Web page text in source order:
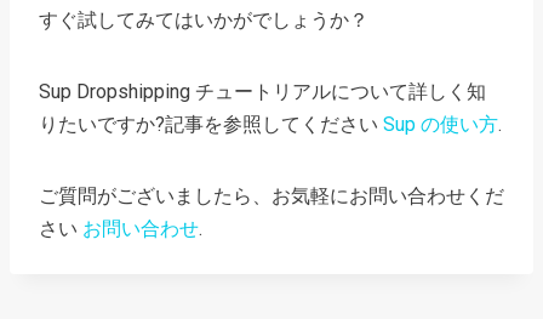
すぐ試してみてはいかがでしょうか？
Sup Dropshipping チュートリアルについて詳しく知
りたいですか?記事を参照してください Sup の使い方.
ご質問がございましたら、お気軽にお問い合わせくだ
さい お問い合わせ.